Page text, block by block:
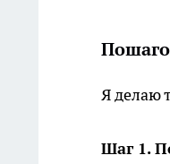
Я делаю
Шаг 1.